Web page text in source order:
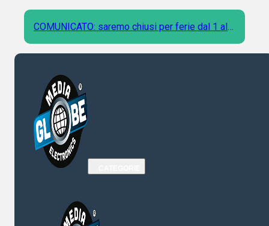
COMUNICATO: saremo chiusi per ferie dal 1 al 9
Agosto